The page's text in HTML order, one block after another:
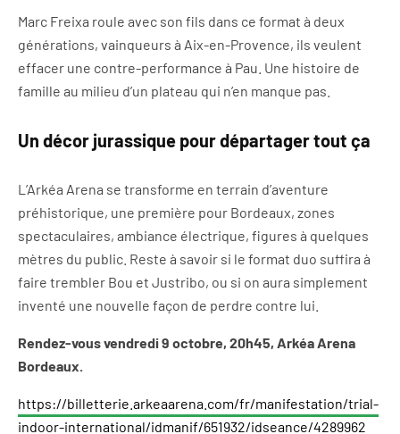
Marc Freixa roule avec son fils dans ce format à deux
générations, vainqueurs à Aix-en-Provence, ils veulent
effacer une contre-performance à Pau. Une histoire de
famille au milieu d’un plateau qui n’en manque pas.
Un décor jurassique pour départager tout ça
L’Arkéa Arena se transforme en terrain d’aventure
préhistorique, une première pour Bordeaux, zones
spectaculaires, ambiance électrique, figures à quelques
mètres du public. Reste à savoir si le format duo suffira à
faire trembler Bou et Justribo, ou si on aura simplement
inventé une nouvelle façon de perdre contre lui.
Rendez-vous vendredi 9 octobre, 20h45, Arkéa Arena
Bordeaux.
https://billetterie.arkeaarena.com/fr/manifestation/trial-
indoor-international/idmanif/651932/idseance/4289962